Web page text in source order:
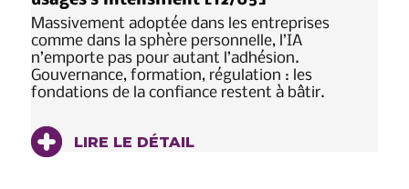
Massivement adoptée dans les entreprises
comme dans la sphère personnelle, l’IA
n’emporte pas pour autant l’adhésion.
Gouvernance, formation, régulation : les
fondations de la confiance restent à bâtir.
LIRE LE DÉTAIL